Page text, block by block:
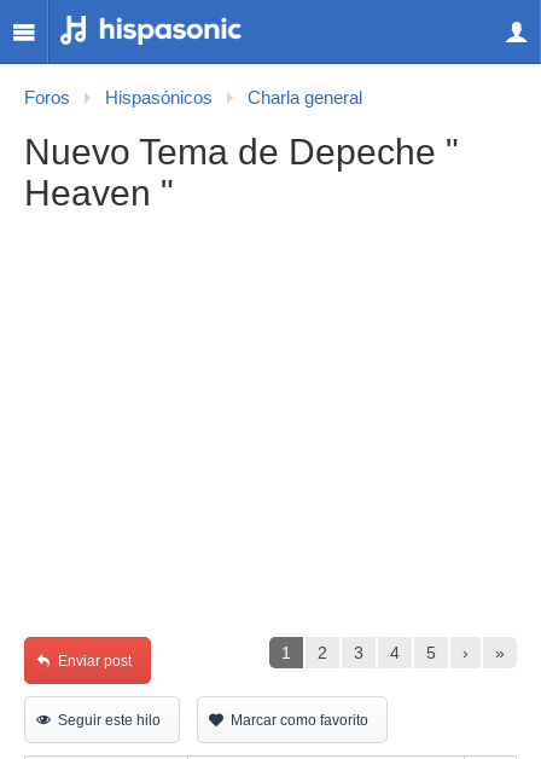
Foros Hispasónicos Charla general
Nuevo Tema de Depeche "
Heaven "
1 2 3 4 5 › »
Enviar post
Seguir este hilo Marcar como favorito